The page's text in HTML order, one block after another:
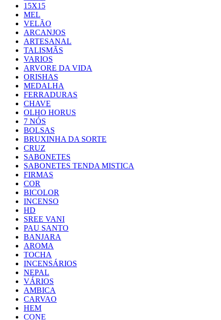
15X15
MEL
VELÃO
ARCANJOS
ARTESANAL
TALISMÃS
VARIOS
ARVORE DA VIDA
ORISHAS
MEDALHA
FERRADURAS
CHAVE
OLHO HORUS
7 NÓS
BOLSAS
BRUXINHA DA SORTE
CRUZ
SABONETES
SABONETES TENDA MISTICA
FIRMAS
COR
BICOLOR
INCENSO
HD
SREE VANI
PAU SANTO
BANJARA
AROMA
TOCHA
INCENSÁRIOS
NEPAL
VÁRIOS
AMBICA
CARVAO
HEM
CONE